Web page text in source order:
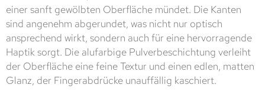
einer sanft gewölbten Oberfläche mündet. Die Kanten
sind angenehm abgerundet, was nicht nur optisch
ansprechend wirkt, sondern auch für eine hervorragende
Haptik sorgt. Die alufarbige Pulverbeschichtung verleiht
der Oberfläche eine feine Textur und einen edlen, matten
Glanz, der Fingerabdrücke unauffällig kaschiert.